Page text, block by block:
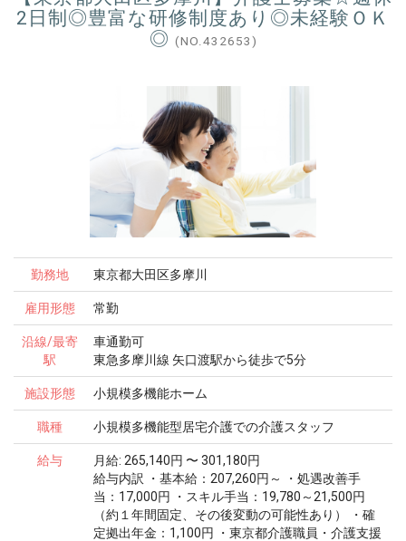
2日制◎豊富な研修制度あり◎未経験ＯＫ
◎ (NO.432653)
勤務地 東京都大田区多摩川
雇用形態 常勤
沿線/最寄
駅
車通勤可
東急多摩川線 矢口渡駅から徒歩で5分
施設形態 小規模多機能ホーム
職種 小規模多機能型居宅介護での介護スタッフ
給与
月給: 265,140円 〜 301,180円
給与内訳 ・基本給：207,260円～ ・処遇改善手
当：17,000円 ・スキル手当：19,780～21,500円
（約１年間固定、その後変動の可能性あり） ・確
定拠出年金：1,100円 ・東京都介護職員・介護支援